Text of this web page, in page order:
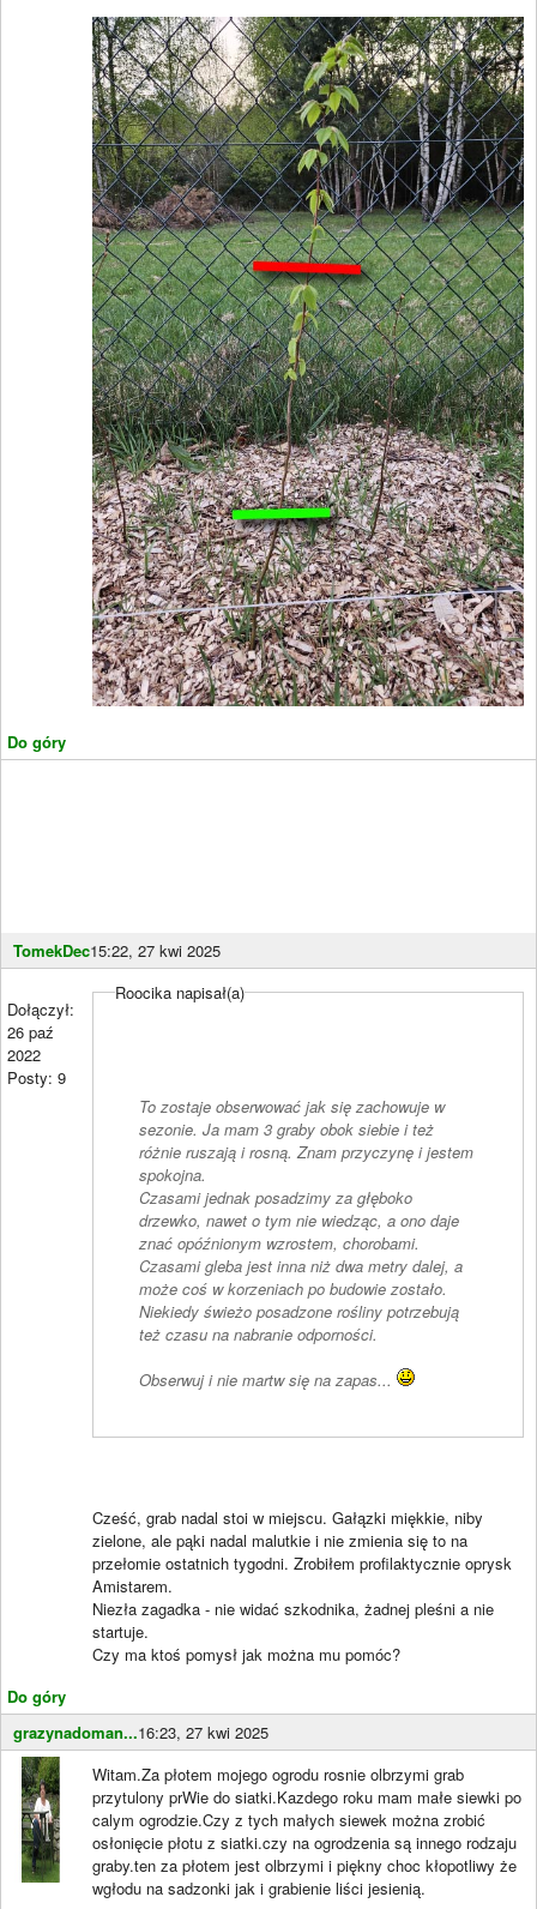
Do góry
TomekDec15:22, 27 kwi 2025
Dołączył:
26 paź
2022
Posty: 9
Do góry
Roocika napisał(a)
To zostaje obserwować jak się zachowuje w
sezonie. Ja mam 3 graby obok siebie i też
różnie ruszają i rosną. Znam przyczynę i jestem
spokojna.
Czasami jednak posadzimy za głęboko
drzewko, nawet o tym nie wiedząc, a ono daje
znać opóźnionym wzrostem, chorobami.
Czasami gleba jest inna niż dwa metry dalej, a
może coś w korzeniach po budowie zostało.
Niekiedy świeżo posadzone rośliny potrzebują
też czasu na nabranie odporności.
Obserwuj i nie martw się na zapas...
Cześć, grab nadal stoi w miejscu. Gałązki miękkie, niby
zielone, ale pąki nadal malutkie i nie zmienia się to na
przełomie ostatnich tygodni. Zrobiłem profilaktycznie oprysk
Amistarem.
Niezła zagadka - nie widać szkodnika, żadnej pleśni a nie
startuje.
Czy ma ktoś pomysł jak można mu pomóc?
grazynadoman...16:23, 27 kwi 2025
Witam.Za płotem mojego ogrodu rosnie olbrzymi grab
przytulony prWie do siatki.Kazdego roku mam małe siewki po
calym ogrodzie.Czy z tych małych siewek można zrobić
osłonięcie płotu z siatki.czy na ogrodzenia są innego rodzaju
graby.ten za płotem jest olbrzymi i piękny choc kłopotliwy że
wgłodu na sadzonki jak i grabienie liści jesienią.